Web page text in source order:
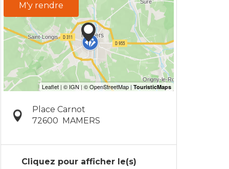
M'y rendre
Place Carnot
72600
MAMERS
Cliquez pour afficher le(s)